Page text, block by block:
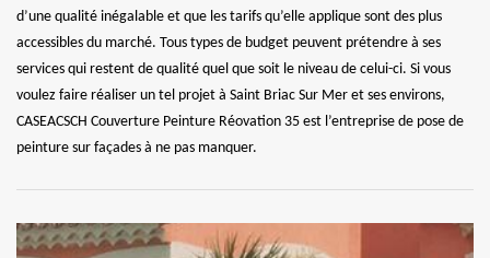
d’une qualité inégalable et que les tarifs qu’elle applique sont des plus
accessibles du marché. Tous types de budget peuvent prétendre à ses
services qui restent de qualité quel que soit le niveau de celui-ci. Si vous
voulez faire réaliser un tel projet à Saint Briac Sur Mer et ses environs,
CASEACSCH Couverture Peinture Réovation 35 est l’entreprise de pose de
peinture sur façades à ne pas manquer.